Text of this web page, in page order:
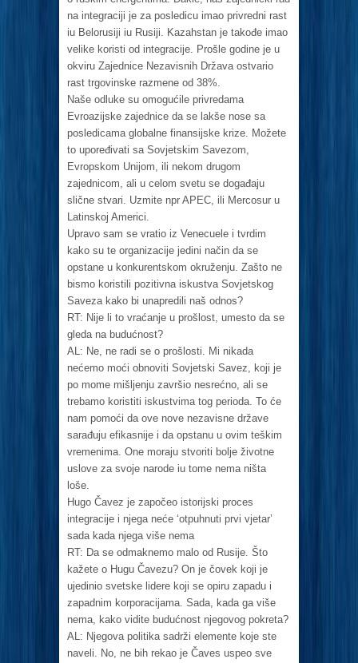
na integraciji je za posledicu imao privredni rast
iu Belorusiji iu Rusiji. Kazahstan je takođe imao
velike koristi od integracije. Prošle godine je u
okviru Zajednice Nezavisnih Država ostvario
rast trgovinske razmene od 38%.
Naše odluke su omogućile privredama
Evroazijske zajednice da se lakše nose sa
posledicama globalne finansijske krize. Možete
to upoređivati sa Sovjetskim Savezom,
Evropskom Unijom, ili nekom drugom
zajednicom, ali u celom svetu se događaju
slične stvari. Uzmite npr APEC, ili Mercosur u
Latinskoj Americi.
Upravo sam se vratio iz Venecuele i tvrdim
kako su te organizacije jedini način da se
opstane u konkurentskom okruženju. Zašto ne
bismo koristili pozitivna iskustva Sovjetskog
Saveza kako bi unapredili naš odnos?
RT: Nije li to vraćanje u prošlost, umesto da se
gleda na budućnost?
AL: Ne, ne radi se o prošlosti. Mi nikada
nećemo moći obnoviti Sovjetski Savez, koji je
po mome mišljenju završio nesrećno, ali se
trebamo koristiti iskustvima tog perioda. To će
nam pomoći da ove nove nezavisne države
sarađuju efikasnije i da opstanu u ovim teškim
vremenima. One moraju stvoriti bolje životne
uslove za svoje narode iu tome nema ništa
loše.
Hugo Čavez je započeo istorijski proces
integracije i njega neće ‘otpuhnuti prvi vjetar’
sada kada njega više nema
RT: Da se odmaknemo malo od Rusije. Što
kažete o Hugu Čavezu? On je čovek koji je
ujedinio svetske lidere koji se opiru zapadu i
zapadnim korporacijama. Sada, kada ga više
nema, kako vidite budućnost njegovog pokreta?
AL: Njegova politika sadrži elemente koje ste
naveli. No, ne bih rekao je Čaves uspeo sve